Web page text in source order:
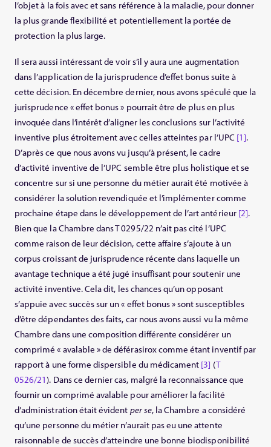
l’objet à la fois avec et sans référence à la maladie, pour donner
la plus grande flexibilité et potentiellement la portée de
protection la plus large.
Il sera aussi intéressant de voir s’il y aura une augmentation
dans l’application de la jurisprudence d’effet bonus suite à
cette décision. En décembre dernier, nous avons spéculé que la
jurisprudence « effet bonus » pourrait être de plus en plus
invoquée dans l’intérêt d’aligner les conclusions sur l’activité
inventive plus étroitement avec celles atteintes par l’UPC [1].
D’après ce que nous avons vu jusqu’à présent, le cadre
d’activité inventive de l’UPC semble être plus holistique et se
concentre sur si une personne du métier aurait été motivée à
considérer la solution revendiquée et l’implémenter comme
prochaine étape dans le développement de l’art antérieur [2].
Bien que la Chambre dans T 0295/22 n’ait pas cité l’UPC
comme raison de leur décision, cette affaire s’ajoute à un
corpus croissant de jurisprudence récente dans laquelle un
avantage technique a été jugé insuffisant pour soutenir une
activité inventive. Cela dit, les chances qu’un opposant
s’appuie avec succès sur un « effet bonus » sont susceptibles
d’être dépendantes des faits, car nous avons aussi vu la même
Chambre dans une composition différente considérer un
comprimé « avalable » de déférasirox comme étant inventif par
rapport à une forme dispersible du médicament [3] (T
0526/21). Dans ce dernier cas, malgré la reconnaissance que
fournir un comprimé avalable pour améliorer la facilité
d’administration était évident per se, la Chambre a considéré
qu’une personne du métier n’aurait pas eu une attente
raisonnable de succès d’atteindre une bonne biodisponibilité